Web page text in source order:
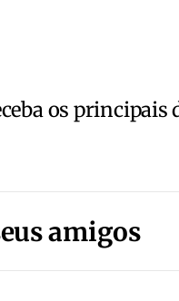
os principais
amigos